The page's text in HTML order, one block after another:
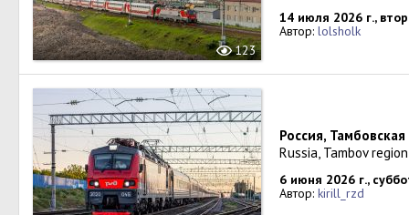
123
14 июля 2026 г.,
Автор: lolsholk
Россия,
Russia, Tambov
6 июня 2026 г.,
Автор: kirill_rzd